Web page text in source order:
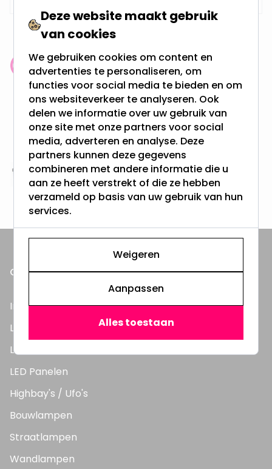
Klantenbeoordeling: 9.4/10
meer dan 100.000 klanten gingen u voor
Gratis verzending + snel geleverd
Vanaf EUR100,- naar NL & BE
& 100 dagen recht op retour
Altijd uit eigen voorraad
3000m2 - 60.000+ Producten
ONZE PRODUCTEN
Inbouwspots
LED Lampen
LED TL Buizen
LED Panelen
Highbay's / Ufo's
Bouwlampen
Straatlampen
Wandlampen
Deze website maakt gebruik
van cookies
We gebruiken cookies om content en
advertenties te personaliseren, om
functies voor social media te bieden en om
ons websiteverkeer te analyseren. Ook
delen we informatie over uw gebruik van
onze site met onze partners voor social
media, adverteren en analyse. Deze
partners kunnen deze gegevens
combineren met andere informatie die u
aan ze heeft verstrekt of die ze hebben
verzameld op basis van uw gebruik van hun
services.
Weigeren
Aanpassen
Alles toestaan